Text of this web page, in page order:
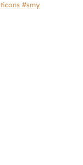
#smy